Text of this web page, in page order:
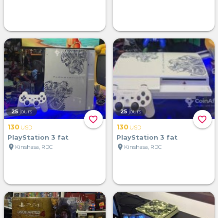
favorite_border
25 jours
130 USD
PlayStation 3 fat
location_on Kinshasa, RDC
favorite_border
25 jours
130 USD
PlayStation 3 fat
location_on Kinshasa, RDC